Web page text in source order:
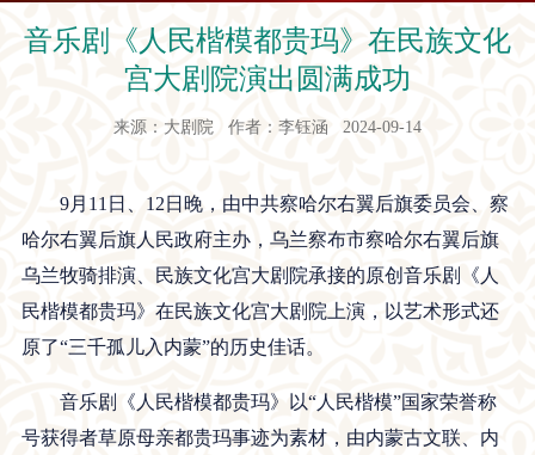
音乐剧《人民楷模都贵玛》在民族文化
宫大剧院演出圆满成功
来源：大剧院 作者：李钰涵 2024-09-14
9月11日、12日晚，由中共察哈尔右翼后旗委员会、察
哈尔右翼后旗人民政府主办，乌兰察布市察哈尔右翼后旗
乌兰牧骑排演、民族文化宫大剧院承接的原创音乐剧《人
民楷模都贵玛》在民族文化宫大剧院上演，以艺术形式还
原了“三千孤儿入内蒙”的历史佳话。
音乐剧《人民楷模都贵玛》以“人民楷模”国家荣誉称
号获得者草原母亲都贵玛事迹为素材，由内蒙古文联、内